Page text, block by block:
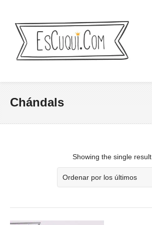
Chándals
Showing the single result